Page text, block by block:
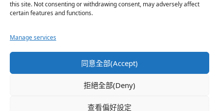
this site. Not consenting or withdrawing consent, may adversely affect
certain features and functions.
Manage services
同意全部(Accept)
拒絕全部(Deny)
查看偏好設定
珊·2026-06-18
第…
於『白領羽球部』